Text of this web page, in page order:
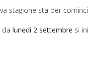
stagione sta per
da lunedì 2 settembre si